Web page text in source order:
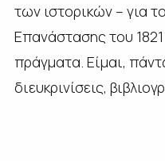
των ιστορικών – για
Επανάστασης του
πράγματα. Είμαι,
διευκρινίσεις,